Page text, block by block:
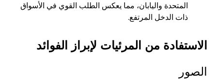
المتحدة واليابان، مما يعكس الطلب القوي في الأسواق
ذات الدخل المرتفع.
الاستفادة من المرئيات لإبراز الفوائد
الصور